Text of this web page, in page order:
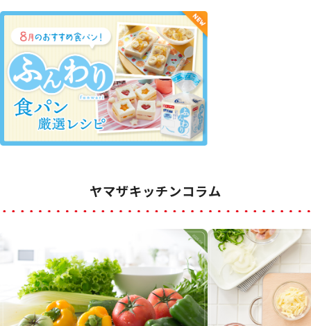
ヤマザキッチンコラム